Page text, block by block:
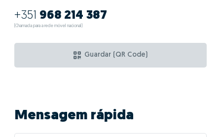
+351 968 214 387
(Chamada para a rede móvel nacional)
Guardar (QR Code)
Mensagem rápida